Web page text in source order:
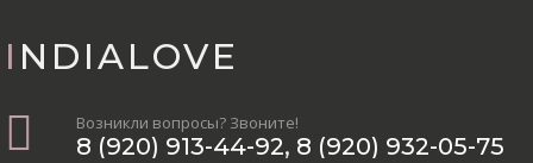
INDIALOVE
Возникли вопросы? Звоните!
8 (920) 913-44-92, 8 (920) 932-05-75